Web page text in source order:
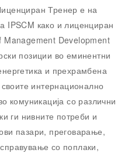
Тренер е на
IPSCM како и лиценциран
Management Development
позиции во еминентни
и прехрамбена
своите интернационално
комуникација со различни
ги нивните потреби и
пазари, преговарање,
со поплаки,